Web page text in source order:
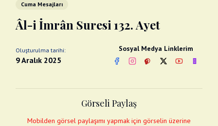
Bayram Mesajları
Diğer
Abdest Videoları
Fotograflar
Cuma Mesajları
Âl-i İmrân Suresi 132. Ayet
Oluşturulma tarihi:
9 Aralık 2025
Sosyal Medya Linklerim
FacebookInstagram
PinterestTwitterYouTube
Görseli Paylaş
Mobilden görsel paylaşımı yapmak için görselin üzerine